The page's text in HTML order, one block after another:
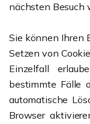
nächsten Besuch
Sie können Ihren
Setzen von
Einzelfall
bestimmte Fälle
automatische
Browser